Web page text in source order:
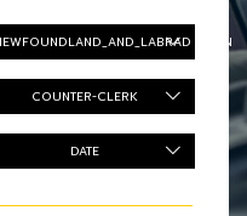
COUNTER-CLERK
DATE